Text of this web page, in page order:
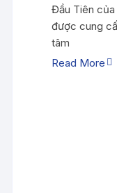
Đầu Tiên của
được cung
tâm
Read More